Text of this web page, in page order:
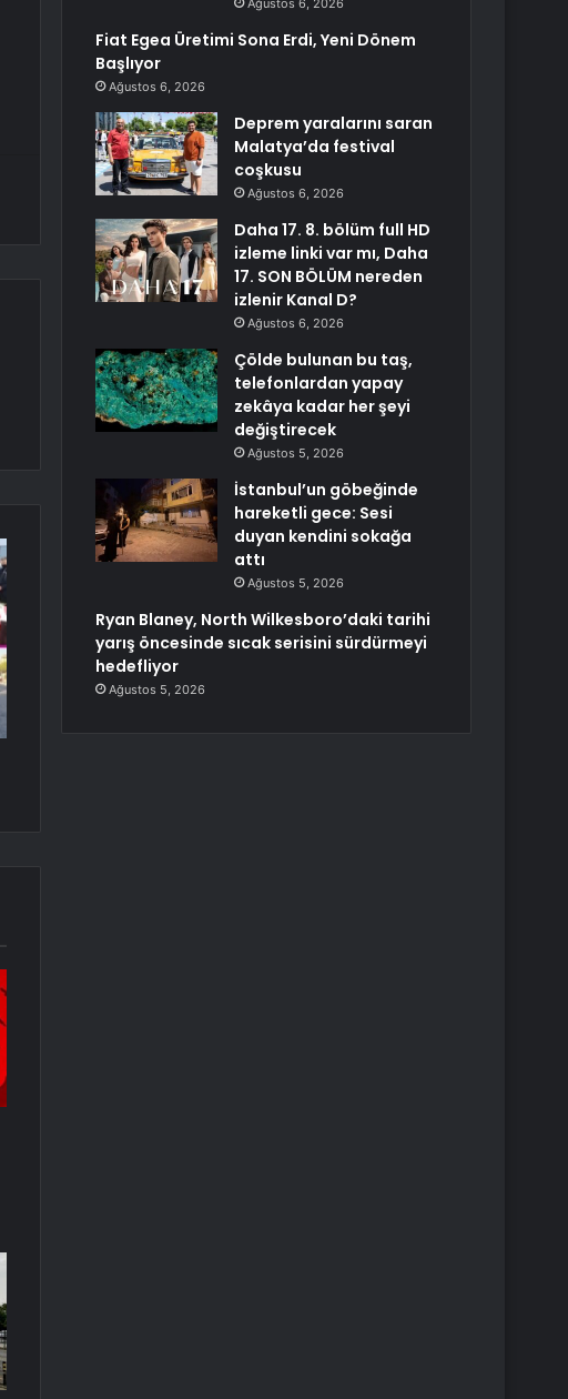
Ağustos 6, 2026
Fiat Egea Üretimi Sona Erdi, Yeni Dönem
Başlıyor
Ağustos 6, 2026
Deprem yaralarını saran
Malatya’da festival
coşkusu
Ağustos 6, 2026
Daha 17. 8. bölüm full HD
izleme linki var mı, Daha
17. SON BÖLÜM nereden
izlenir Kanal D?
Ağustos 6, 2026
Çölde bulunan bu taş,
telefonlardan yapay
zekâya kadar her şeyi
değiştirecek
Ağustos 5, 2026
İstanbul’un göbeğinde
hareketli gece: Sesi
duyan kendini sokağa
attı
Ağustos 5, 2026
Ryan Blaney, North Wilkesboro’daki tarihi
yarış öncesinde sıcak serisini sürdürmeyi
hedefliyor
Ağustos 5, 2026